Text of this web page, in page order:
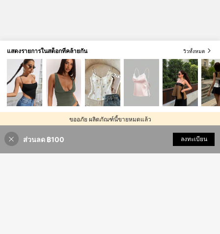
ขออภัย ผลิตภัณฑ์นี้ขายหมดแล้ว
แสดงรายการในสต็อกที่คล้ายกัน วิวทั้งหมด
ส่วนลด ฿100 ลงทะเบียน